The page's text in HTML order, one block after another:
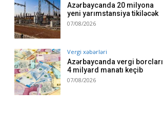
Azərbaycanda 20 milyona
yeni yarımstansiya tikiləcək
07/08/2026
Vergi xəbərləri
Azərbaycanda vergi borcları
4 milyard manatı keçib
07/08/2026